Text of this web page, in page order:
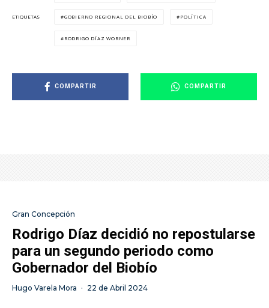
ETIQUETAS GOBIERNO REGIONAL DEL BIOBÍO POLÍTICA
RODRIGO DÍAZ WORNER
COMPARTIR COMPARTIR
Gran Concepción
Rodrigo Díaz decidió no repostularse
para un segundo periodo como
Gobernador del Biobío
Hugo Varela Mora · 22 de Abril 2024